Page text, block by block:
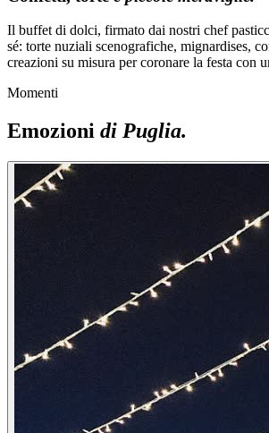
Il buffet di dolci, firmato dai nostri chef
sé: torte nuziali scenografiche, mignardises,
creazioni su misura per coronare la festa con
Momenti
Emozioni di Puglia.